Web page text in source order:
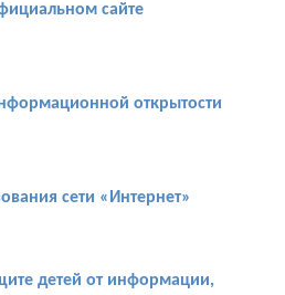
сайте
открытости
сети «Интернет»
детей от информации,